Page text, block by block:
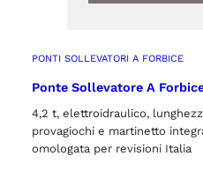
PONTI SOLLEVATORI A FORBICE
Ponte Sollevatore A
4,2 t, elettroidraulico,
provagiochi e martinetto
omologata per revisioni Italia